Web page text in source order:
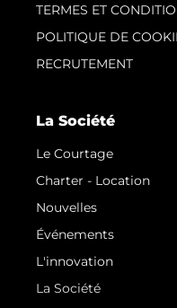
TERMES ET
POLITIQUE DE
RECRUTEMENT
La Société
Le Courtage
Charter - Location
Nouvelles
Événements
L'innovation
La Société